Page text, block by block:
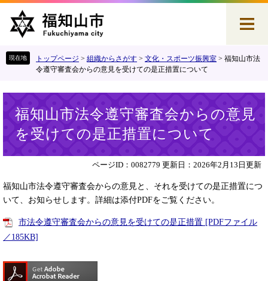
す
し
トップページ > 組織からさがす > 文化・スポーツ振興室 > 福知山市法
令遵守審査会からの意見を受けての是正措置について
福知山市法令遵守審査会からの意見
を受けての是正措置について
ページID：0082779 更新日：2026年2月13日更新
福知山市法令遵守審査会からの意見と、それを受けての是正措置につ
いて、お知らせします。詳細は添付PDFをご覧ください。
市法令遵守審査会からの意見を受けての是正措置 [PDFファイル
／185KB]